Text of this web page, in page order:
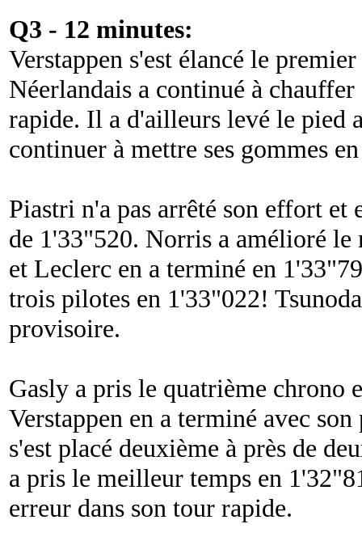
Q3 - 12 minutes:
Verstappen s'est élancé le
Néerlandais a continué à
rapide. Il a d'ailleurs levé le pied
continuer à mettre ses gommes
Piastri n'a pas arrêté son effort et
de 1'33"520. Norris a amélioré
et Leclerc en a terminé en
trois pilotes en 1'33"022!
provisoire.
Gasly a pris le quatrième chrono
Verstappen en a terminé avec
s'est placé deuxième à près de
a pris le meilleur temps en
erreur dans son tour rapide.